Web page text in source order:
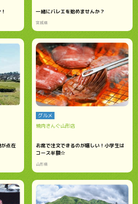
一緒にバレエを始めませんか？
宮城県
点在
グルメ
焼肉きんぐ山形店
お席で注文できるのが嬉しい！小学生は
コース半額☆
山形県